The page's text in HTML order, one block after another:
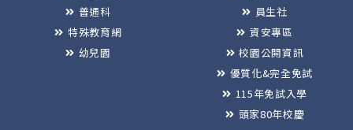
普通科
特殊教育網
幼兒園
員生社
資安專區
校園公開資訊
優質化&完全免試
115年免試入學
頭家80年校慶